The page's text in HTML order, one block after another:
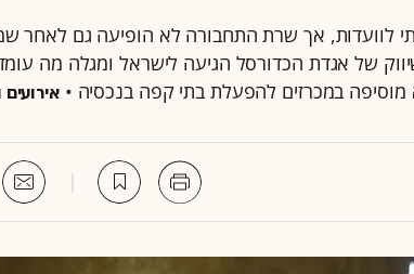
לוועדות, אך שרת התחבורה לא הופיעה גם לאחר
של אגדת הכדורסל הגיעה לישראל ומגלה מה
אירועים